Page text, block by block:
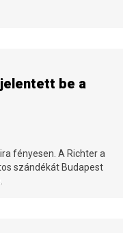
be a
fényesen. A Richter a
szándékát Budapest